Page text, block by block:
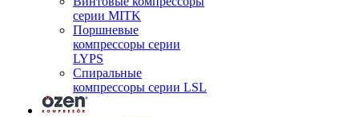
серии MITK
Поршневые
компрессоры серии
LYPS
Спиральные
компрессоры серии LSL